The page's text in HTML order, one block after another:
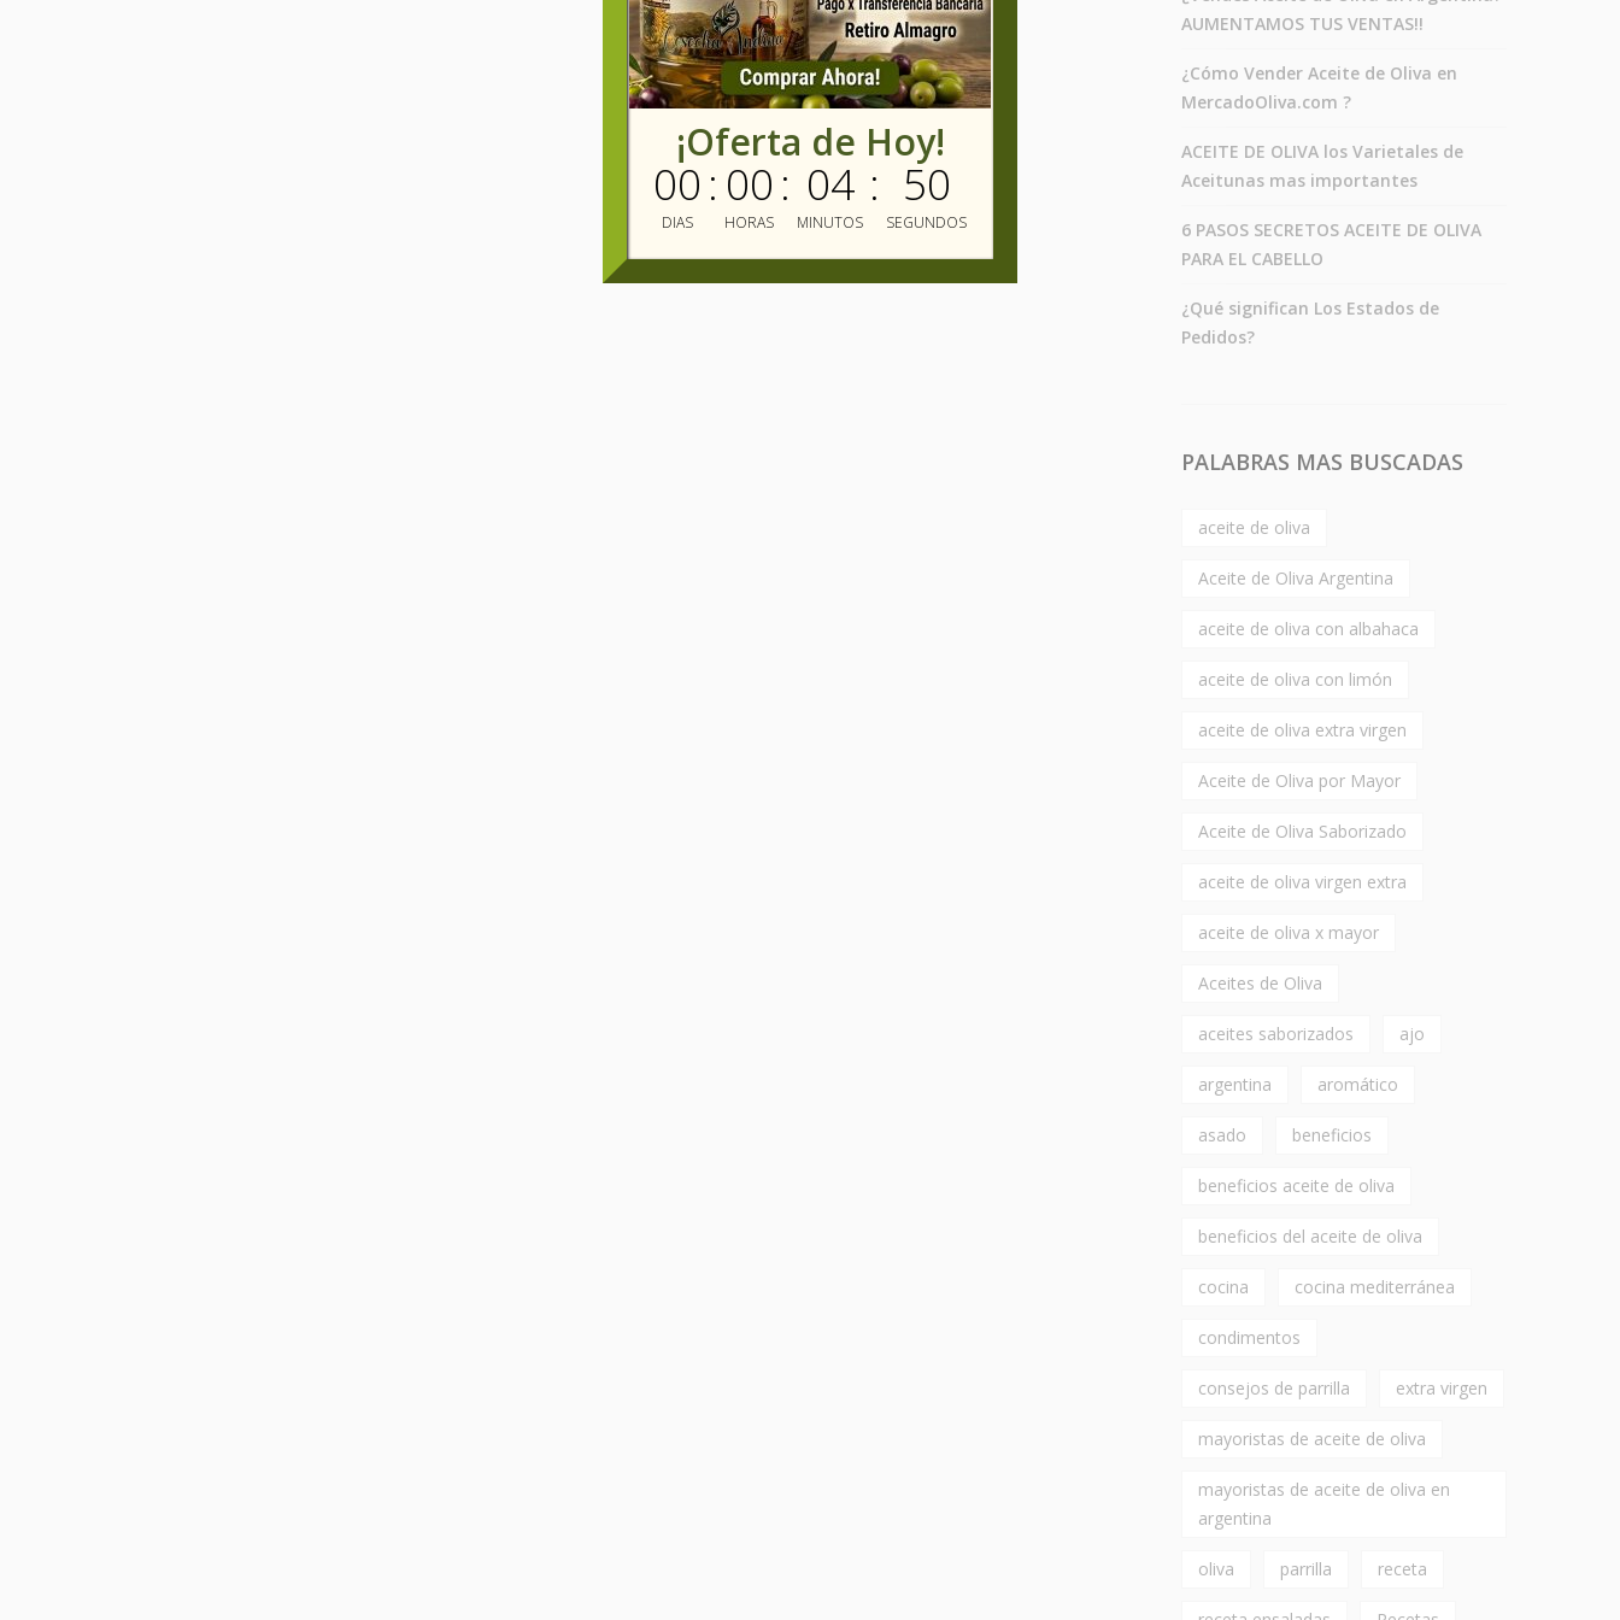
AUMENTAMOS TUS VENTAS!!
¿Cómo Vender Aceite de Oliva en
MercadoOliva.com ?
ACEITE DE OLIVA los Varietales de
Aceitunas mas importantes
6 PASOS SECRETOS ACEITE DE OLIVA
PARA EL CABELLO
¿Qué significan Los Estados de
Pedidos?
PALABRAS MAS BUSCADAS
aceite de oliva
Aceite de Oliva Argentina
aceite de oliva con albahaca
aceite de oliva con limón
aceite de oliva extra virgen
Aceite de Oliva por Mayor
Aceite de Oliva Saborizado
aceite de oliva virgen extra
aceite de oliva x mayor
Aceites de Oliva
aceites saborizados ajo
argentina aromático
asado beneficios
beneficios aceite de oliva
beneficios del aceite de oliva
cocina cocina mediterránea
condimentos
consejos de parrilla extra virgen
mayoristas de aceite de oliva
mayoristas de aceite de oliva en
argentina
oliva parrilla receta
¡Oferta de Hoy!
00
DIAS
: 00
HORAS
: 04
MINUTOS
: 49
SEGUNDOS